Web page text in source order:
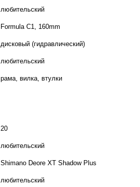
любительский
Formula C1, 160mm
дисковый (гидравлический)
любительский
рама, вилка, втулки
20
любительский
Shimano Deore XT Shadow Plus
любительский